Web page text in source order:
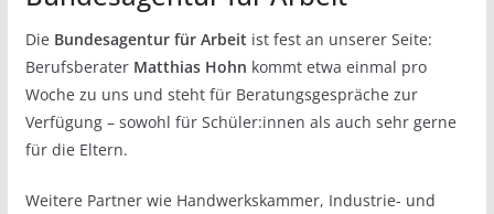
Die Bundesagentur für Arbeit ist fest an unserer Seite:
Berufsberater Matthias Hohn kommt etwa einmal pro
Woche zu uns und steht für Beratungsgespräche zur
Verfügung – sowohl für Schüler:innen als auch sehr gerne
für die Eltern.
Weitere Partner wie Handwerkskammer, Industrie- und